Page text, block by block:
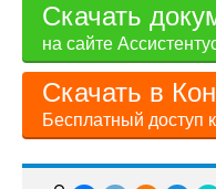
Скачать
на сайте
Скачать в
Бесплатный доступ